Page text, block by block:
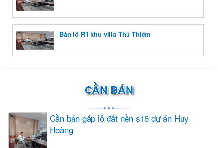
Bán lô R1 khu villa Thủ Thiêm
CẦN BÁN
Cần bán gấp lô đất nền s16 dự án Huy
Hoàng